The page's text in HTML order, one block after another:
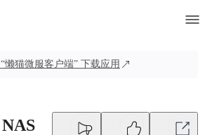
“懒猫微服客户端” 下载应用
NAS